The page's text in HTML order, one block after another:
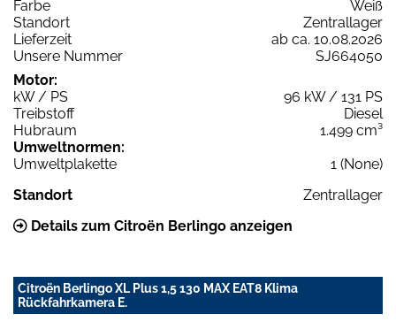
Farbe
Weiß
Standort
Zentrallager
Lieferzeit
ab ca. 10.08.2026
Unsere Nummer
SJ664050
Motor:
kW / PS
96 kW / 131 PS
Treibstoff
Diesel
Hubraum
1.499 cm³
Umweltnormen:
Umweltplakette
1 (None)
Standort
Zentrallager
Details zum Citroën Berlingo anzeigen
Citroën Berlingo XL Plus 1,5 130 MAX EAT8 Klima
Rückfahrkamera E.